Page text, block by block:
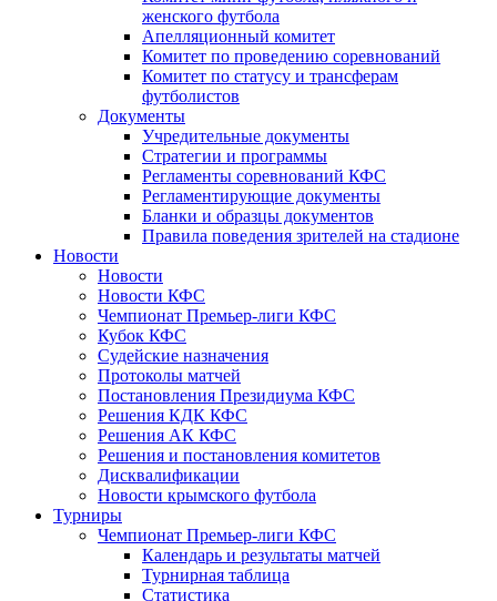
женского футбола
Апелляционный комитет
Комитет по проведению соревнований
Комитет по статусу и трансферам
футболистов
Документы
Учредительные документы
Стратегии и программы
Регламенты соревнований КФС
Регламентирующие документы
Бланки и образцы документов
Правила поведения зрителей на стадионе
Новости
Новости
Новости КФС
Чемпионат Премьер-лиги КФС
Кубок КФС
Судейские назначения
Протоколы матчей
Постановления Президиума КФС
Решения КДК КФС
Решения АК КФС
Решения и постановления комитетов
Дисквалификации
Новости крымского футбола
Турниры
Чемпионат Премьер-лиги КФС
Календарь и результаты матчей
Турнирная таблица
Статистика